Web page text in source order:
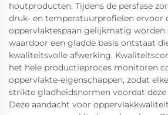
houtproducten. Tijdens de persfase
druk- en temperatuurprofielen ervoor
oppervlaktespaan gelijkmatig worden
waardoor een gladde basis ontstaat
kwaliteitsvolle afwerking.
het hele productieproces monitoren
oppervlakte-eigenschappen, zodat
strikte gladheidsnormen voordat deze
Deze aandacht voor